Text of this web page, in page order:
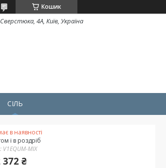
Кошик
4А, Київ, Україна
СІЛЬ
в наявності
і в роздріб
V1EQUM-MIX
372 ₴